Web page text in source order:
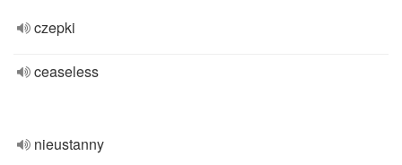
czepki
ceaseless
nieustanny